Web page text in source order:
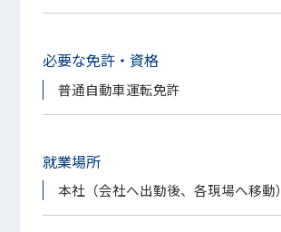
必要な免許・資格
普通自動車運転免許
就業場所
本社（会社へ出勤後、各現場へ移動）